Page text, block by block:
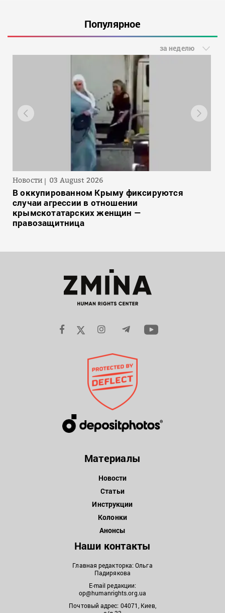
Популярное
за неделю
Новости 03 August 2026
В оккупированном Крыму фиксируются
случаи агрессии в отношении
крымскотатарских женщин —
правозащитница
Материалы
Новости
Статьи
Инструкции
Колонки
Анонсы
Наши контакты
Главная редакторка: Ольга
Падирякова
E-mail редакции:
op@humanrights.org.ua
Почтовый адрес: 04071, Киев,